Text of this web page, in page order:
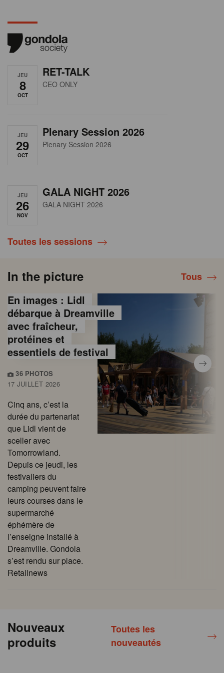
JEU
8
OCT
RET-TALK
CEO ONLY
JEU
29
OCT
Plenary Session 2026
Plenary Session 2026
JEU
26
NOV
GALA NIGHT 2026
GALA NIGHT 2026
Toutes les sessions
In the picture Tous
En images : Lidl
débarque à Dreamville
avec fraîcheur,
protéines et
essentiels de festival
36 PHOTOS
17 JUILLET 2026
Cinq ans, c’est la
durée du partenariat
que Lidl vient de
sceller avec
Tomorrowland.
Depuis ce jeudi, les
festivaliers du
camping peuvent faire
leurs courses dans le
supermarché
éphémère de
l’enseigne installé à
Dreamville. Gondola
s’est rendu sur place.
Retailnews
Nouveaux
produits
Toutes les
nouveautés